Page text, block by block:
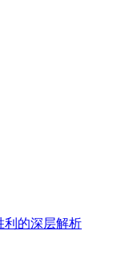
利的深层解析